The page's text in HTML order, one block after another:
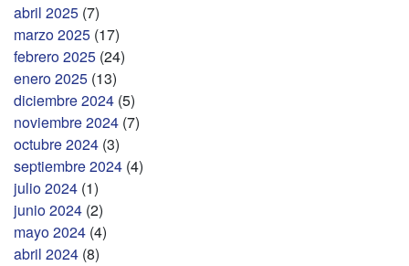
abril 2025 (7)
marzo 2025 (17)
febrero 2025 (24)
enero 2025 (13)
diciembre 2024 (5)
noviembre 2024 (7)
octubre 2024 (3)
septiembre 2024 (4)
julio 2024 (1)
junio 2024 (2)
mayo 2024 (4)
abril 2024 (8)